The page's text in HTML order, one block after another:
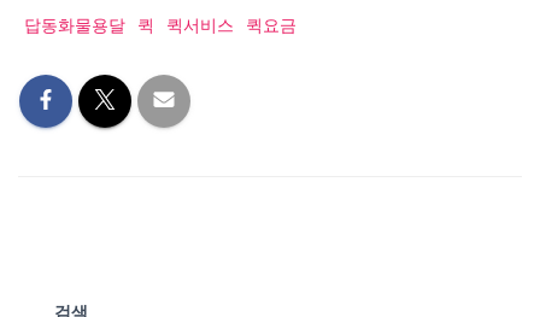
답동화물용달
퀵 퀵서비스 퀵요금
검색